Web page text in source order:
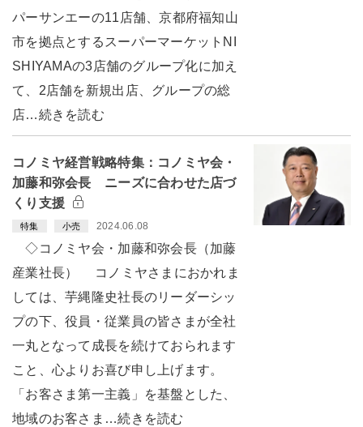
パーサンエーの11店舗、京都府福知山
市を拠点とするスーパーマーケットNI
SHIYAMAの3店舗のグループ化に加え
て、2店舗を新規出店、グループの総
店…続きを読む
コノミヤ経営戦略特集：コノミヤ会・
加藤和弥会長 ニーズに合わせた店づ
くり支援
特集 小売 2024.06.08
◇コノミヤ会・加藤和弥会長（加藤
産業社長） コノミヤさまにおかれま
しては、芋縄隆史社長のリーダーシッ
プの下、役員・従業員の皆さまが全社
一丸となって成長を続けておられます
こと、心よりお喜び申し上げます。
「お客さま第一主義」を基盤とした、
地域のお客さま…続きを読む